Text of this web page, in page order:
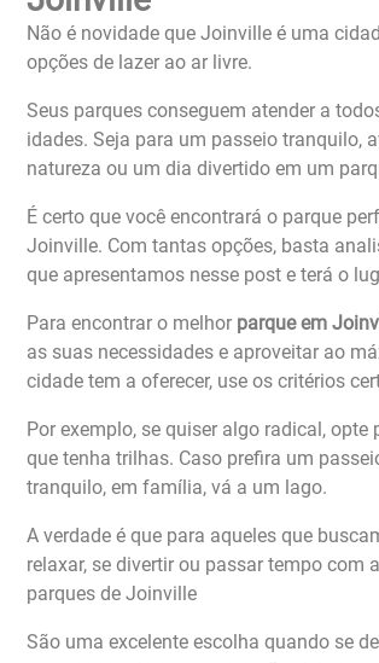
Não é novidade que Joinville é uma
opções de lazer ao ar livre.
Seus parques conseguem atender a
idades. Seja para um passeio tranquilo,
natureza ou um dia divertido em um
É certo que você encontrará o parque
Joinville. Com tantas opções, basta
que apresentamos nesse post e terá o
Para encontrar o melhor parque em
as suas necessidades e aproveitar ao
cidade tem a oferecer, use os critérios
Por exemplo, se quiser algo radical, opte
que tenha trilhas. Caso prefira um
tranquilo, em família, vá a um lago.
A verdade é que para aqueles que
relaxar, se divertir ou passar tempo com
parques de Joinville
São uma excelente escolha quando se